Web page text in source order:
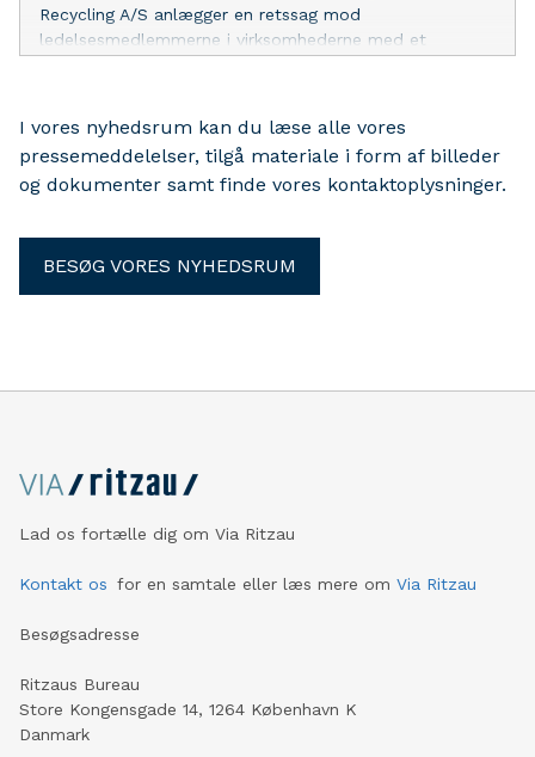
Recycling A/S anlægger en retssag mod
ledelsesmedlemmerne i virksomhederne med et
forureneren betaler forfølges.
I vores nyhedsrum kan du læse alle vores
pressemeddelelser, tilgå materiale i form af billeder
og dokumenter samt finde vores kontaktoplysninger.
BESØG VORES NYHEDSRUM
Lad os fortælle dig om Via Ritzau
Kontakt os for en samtale eller læs mere om Via Ritzau
Besøgsadresse
Ritzaus Bureau
Store Kongensgade 14, 1264 København K
Danmark